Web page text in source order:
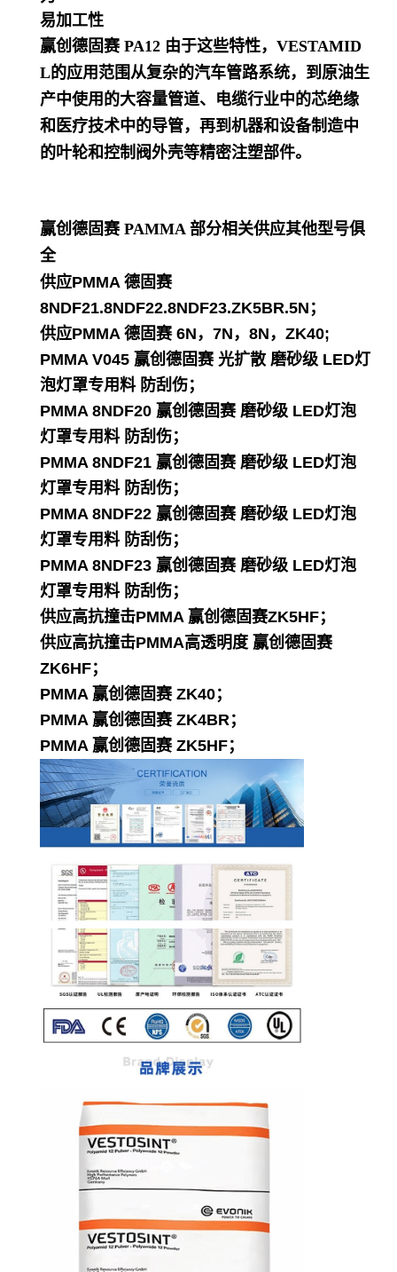
易加工性
赢创德固赛 PA12 由于这些特性，VESTAMID
L的应用范围从复杂的汽车管路系统，到原油生
产中使用的大容量管道、电缆行业中的芯绝缘
和医疗技术中的导管，再到机器和设备制造中
的叶轮和控制阀外壳等精密注塑部件。
赢创德固赛 PAMMA 部分相关供应其他型号俱
全
供应PMMA 德固赛
8NDF21.8NDF22.8NDF23.ZK5BR.5N；
供应PMMA 德固赛 6N，7N，8N，ZK40;
PMMA V045 赢创德固赛 光扩散 磨砂级 LED灯
泡灯罩专用料 防刮伤；
PMMA 8NDF20 赢创德固赛 磨砂级 LED灯泡
灯罩专用料 防刮伤；
PMMA 8NDF21 赢创德固赛 磨砂级 LED灯泡
灯罩专用料 防刮伤；
PMMA 8NDF22 赢创德固赛 磨砂级 LED灯泡
灯罩专用料 防刮伤；
PMMA 8NDF23 赢创德固赛 磨砂级 LED灯泡
灯罩专用料 防刮伤；
供应高抗撞击PMMA 赢创德固赛ZK5HF；
供应高抗撞击PMMA高透明度 赢创德固赛
ZK6HF；
PMMA 赢创德固赛 ZK40；
PMMA 赢创德固赛 ZK4BR；
PMMA 赢创德固赛 ZK5HF；